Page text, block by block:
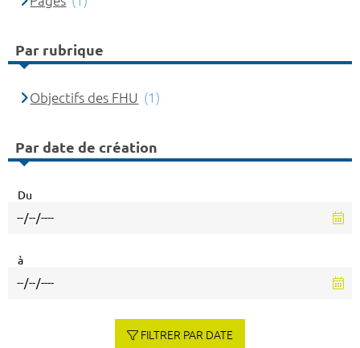
Par rubrique
Objectifs des FHU (1)
Par date de création
Du
à
FILTRER PAR DATE